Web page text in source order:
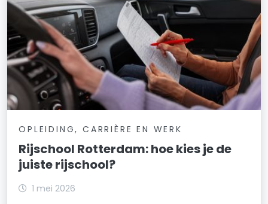
OPLEIDING, CARRIÈRE EN WERK
Rijschool Rotterdam: hoe kies je de
juiste rijschool?
1 mei 2026